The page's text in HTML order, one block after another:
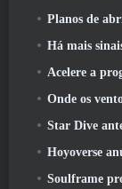
Planos de abril
Há mais sinais de
Acelere a
Onde os ventos
Star Dive
Hoyoverse
Soulframe